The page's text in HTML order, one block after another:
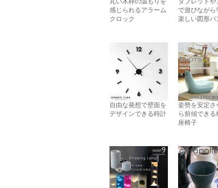
感じられるアラーム
クロック
で遊びながら
楽しい図形パ
自由な発想で壁面を
デザインできる時計
姿勢を安定さ
ら前傾できる
座椅子